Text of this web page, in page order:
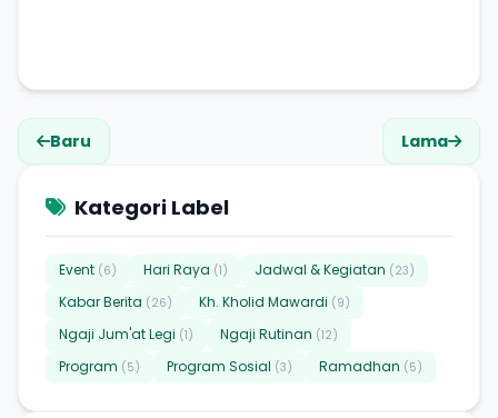
Baru Lama
Kategori Label
Event (6) Hari Raya (1) Jadwal & Kegiatan (23)
Kabar Berita (26) Kh. Kholid Mawardi (9)
Ngaji Jum'at Legi (1) Ngaji Rutinan (12)
Program (5) Program Sosial (3) Ramadhan (5)